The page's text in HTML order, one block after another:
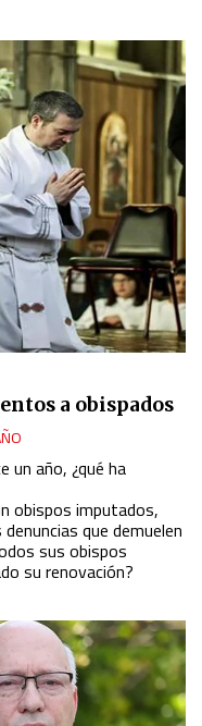
a obispados
un año, ¿qué ha
obispos imputados,
que demuelen
sus obispos
su renovación?